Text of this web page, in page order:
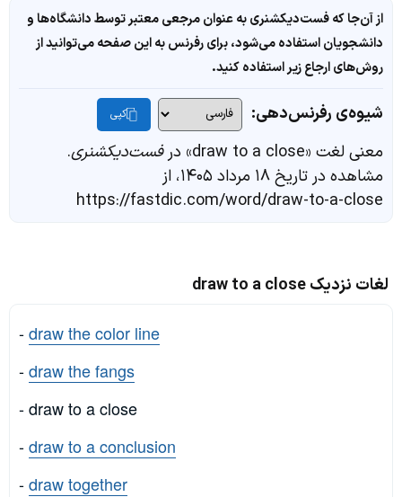
از آن‌جا که فست‌دیکشنری به عنوان مرجعی معتبر توسط دانشگاه‌ها و
دانشجویان استفاده می‌شود، برای رفرنس به این صفحه می‌توانید از
روش‌های ارجاع زیر استفاده کنید.
شیوه‌ی رفرنس‌دهی: کپی
معنی لغت «draw to a close» در فست‌دیکشنری.
مشاهده در تاریخ ۱۸ مرداد ۱۴۰۵، از
https://fastdic.com/word/draw-to-a-close
لغات نزدیک draw to a close
-draw the color line
-draw the fangs
- draw to a close
-draw to a conclusion
-draw together